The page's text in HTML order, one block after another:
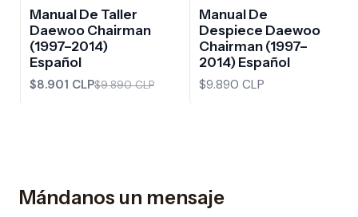
Manual De Taller
Daewoo Chairman
(1997–2014)
Español
$8.901 CLP$9.890 CLP
Manual De
Despiece Daewoo
Chairman (1997–
2014) Español
$9.890 CLP
Mándanos un mensaje